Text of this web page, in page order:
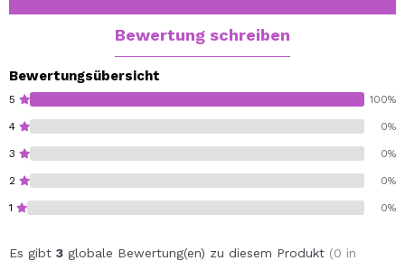
Bewertung schreiben
Bewertungsübersicht
5 100%
4 0%
3 0%
2 0%
1 0%
Es gibt 3 globale Bewertung(en) zu diesem Produkt (0 in